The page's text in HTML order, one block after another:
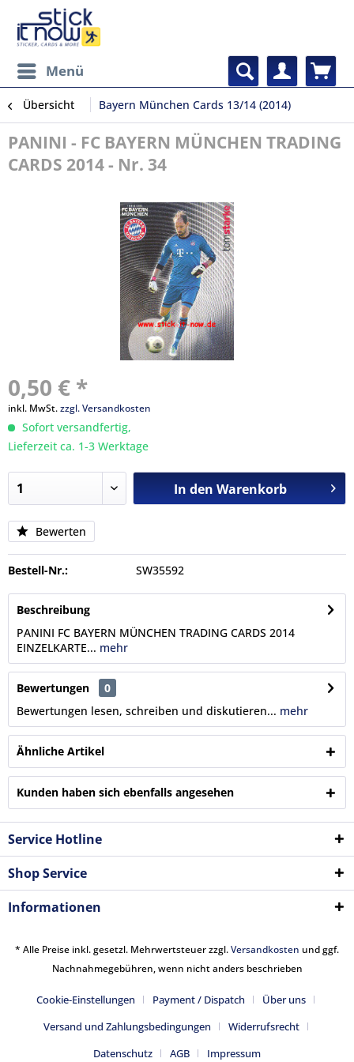
Menü
Übersicht Bayern München Cards 13/14 (2014)
PANINI - FC BAYERN MÜNCHEN TRADING
CARDS 2014 - Nr. 34
0,50 € *
inkl. MwSt.zzgl. Versandkosten
Sofort versandfertig,
Lieferzeit ca. 1-3 Werktage
In den Warenkorb
Bewerten
Bestell-Nr.: SW35592
Beschreibung
PANINI FC BAYERN MÜNCHEN TRADING CARDS 2014
EINZELKARTE... mehr
Bewertungen
0
Bewertungen lesen, schreiben und diskutieren... mehr
Ähnliche Artikel
Kunden haben sich ebenfalls angesehen
Service Hotline
Shop Service
Informationen
* Alle Preise inkl. gesetzl. Mehrwertsteuer zzgl.Versandkosten und ggf.
Nachnahmegebühren, wenn nicht anders beschrieben
Cookie-Einstellungen Payment / Dispatch
Über uns
Versand und Zahlungsbedingungen
Widerrufsrecht
Datenschutz
AGB Impressum